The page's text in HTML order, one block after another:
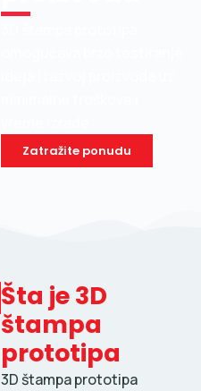
Zatražite ponudu
Šta je 3D
štampa
prototipa
3D štampa prototipa